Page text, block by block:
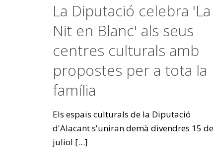
La Diputació celebra 'La
Nit en Blanc' als seus
centres culturals amb
propostes per a tota la
família
Els espais culturals de la Diputació
d'Alacant s'uniran demà divendres 15 de
juliol […]